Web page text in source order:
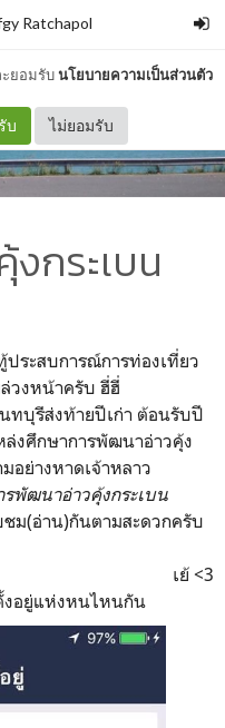
ะยอมรับนโยบายความเป็นส่วนตัว
บ ไม่ยอมรับ
Ratchapol
งกระเบน
ระสบการณ์การท่องเที่ยว
วงหน้าครับ ฮี่ฮี่
ทบุรีส่งท้ายปีเก่า ต้อนรับปี
งศึกษาการพัฒนาอ่าวคุ้ง
อย่างหาดเจ้าหลาว
พัฒนาอ่าวคุ้งกระเบน
ม(อ่าน)กันตามสะดวกครับ
เย้ <3
อยู่แห่งหนไหนกัน